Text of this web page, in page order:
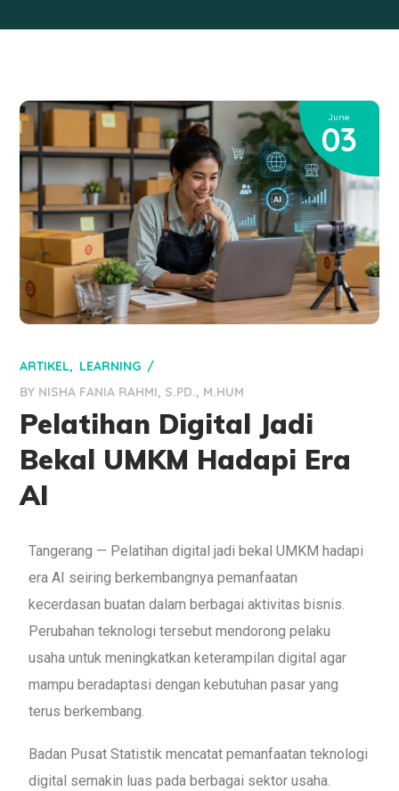
June
03
ARTIKEL
LEARNING
BY NISHA FANIA RAHMI, S.PD., M.HUM
Pelatihan Digital Jadi
Bekal UMKM Hadapi Era
AI
Tangerang — Pelatihan digital jadi bekal UMKM hadapi
era AI seiring berkembangnya pemanfaatan
kecerdasan buatan dalam berbagai aktivitas bisnis.
Perubahan teknologi tersebut mendorong pelaku
usaha untuk meningkatkan keterampilan digital agar
mampu beradaptasi dengan kebutuhan pasar yang
terus berkembang.
Badan Pusat Statistik mencatat pemanfaatan teknologi
digital semakin luas pada berbagai sektor usaha.